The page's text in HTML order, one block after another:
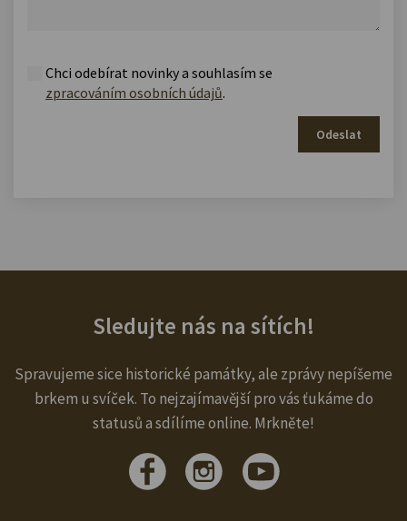
Chci odebírat novinky a souhlasím se
zpracováním osobních údajů.
Odeslat
Sledujte nás na sítích!
Spravujeme sice historické památky, ale zprávy nepíšeme
brkem u svíček. To nejzajímavější pro vás ťukáme do
statusů a sdílíme online. Mrkněte!